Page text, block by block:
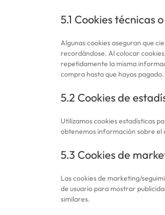
5.1 Cookies técnicas
Algunas cookies aseguran que
recordándose. Al colocar
repetidamente la misma
compra hasta que hayas
5.2 Cookies de
Utilizamos cookies estadísticas
obtenemos información sobre el
5.3 Cookies de
Las cookies de marketing/
de usuario para mostrar
similares.